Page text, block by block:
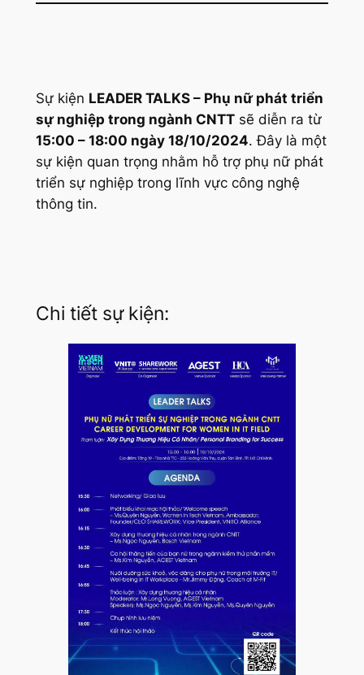
Sự kiện LEADER TALKS – Phụ nữ phát triển
sự nghiệp trong ngành CNTTsẽ diễn ra từ
15:00 – 18:00 ngày 18/10/2024. Đây là một
sự kiện quan trọng nhằm hỗ trợ phụ nữ phát
triển sự nghiệp trong lĩnh vực công nghệ
thông tin.
Chi tiết sự kiện: